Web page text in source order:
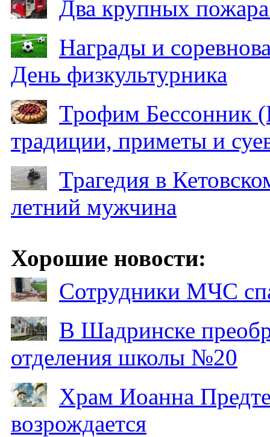
Два крупных
Награды и
День физкультурника
Трофим Бессонник
традиции, приметы и
Трагедия в
летний мужчина
Хорошие новости:
Сотрудники МЧС
В Шадринске
отделения школы №20
Храм Иоанна
возрождается